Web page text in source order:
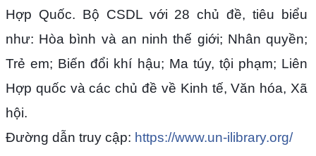
Hợp Quốc. Bộ CSDL với 28 chủ đề, tiêu biểu
như: Hòa bình và an ninh thế giới; Nhân quyền;
Trẻ em; Biến đổi khí hậu; Ma túy, tội phạm; Liên
Hợp quốc và các chủ đề về Kinh tế, Văn hóa, Xã
hội.
Đường dẫn truy cập: https://www.un-ilibrary.org/